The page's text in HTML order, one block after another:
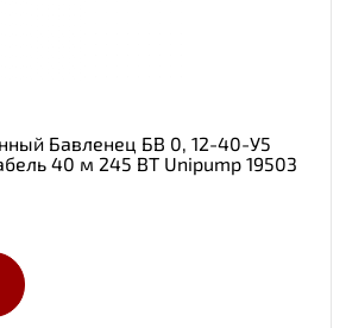
Бавленец БВ 0, 12-40-У5
40 м 245 ВТ Unipump 19503